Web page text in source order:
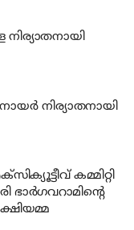
നിര്യാതനായി
നിര്യാതനായി
കമ്മിറ്റി